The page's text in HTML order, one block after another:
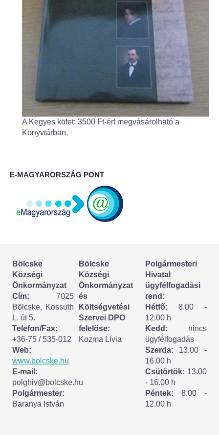
Védőnői szolgálat
Központi orvosi ügyelet
Alapszolgáltatási Központ
Kultúra
IKSZT - Integrált Közösségi és Szolgáltató Tér
Könyvtár
Rákóczi Mozi
ESEMÉNYEK
TESTVÉRTELEPÜLÉSÜNK:
CSÍKSZÉPVÍZ
VÁLASZTÁSI INFORMÁCIÓK
Választási szervek
Választási ügyintézés
2024. évi általános választások
A Kegyes kötet: 3500 Ft-ért megvásárolható a
Könyvtárban.
E-MAGYARORSZÁG PONT
Bölcske
Községi
Önkormányzat
Cím: 7025
Bölcske, Kossuth
L. út 5.
Telefon/Fax:
+36-75 / 535-012
Web:
www.bolcske.hu
E-mail:
polghiv@bolcske.hu
Polgármester:
Baranya István
Bölcske
Községi
Önkormányzat
és
Költségvetési
Szervei DPO
felelőse:
Kozma Lívia
Polgármesteri
Hivatal
ügyfélfogadási
rend:
Hétfő: 8.00 -
12.00 h
Kedd: nincs
ügyfélfogadás
Szerda: 13.00 -
16.00 h
Csütörtök: 13.00
- 16.00 h
Péntek: 8.00 -
12.00 h